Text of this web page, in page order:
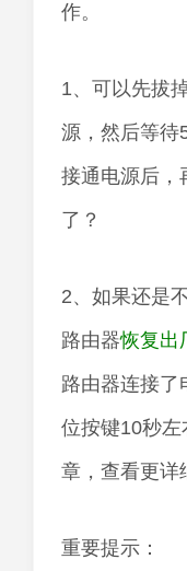
作。
1、可以先拔
源，然后等待
接通电源后，
了？
2、如果还是
路由器恢复出
路由器连接了
位按键10秒
章，查看更详
重要提示：